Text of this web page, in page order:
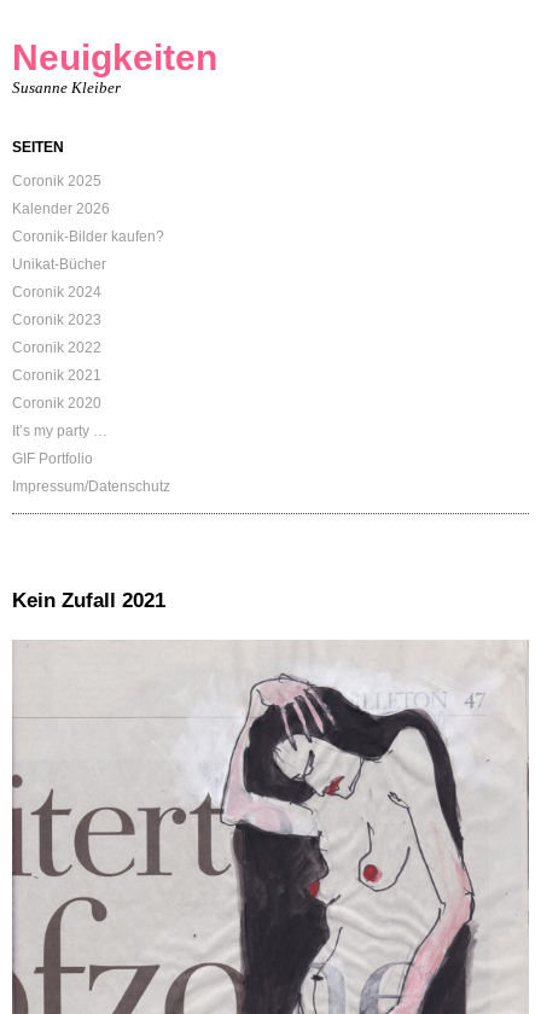
Neuigkeiten
Susanne Kleiber
SEITEN
Coronik 2025
Kalender 2026
Coronik-Bilder kaufen?
Unikat-Bücher
Coronik 2024
Coronik 2023
Coronik 2022
Coronik 2021
Coronik 2020
It’s my party …
GIF Portfolio
Impressum/Datenschutz
Kein Zufall 2021